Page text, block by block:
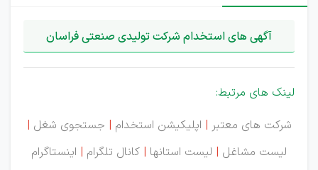
آگهی های استخدام شرکت تولیدی صنعتی فراسان
لینک های مرتبط:
شرکت های معتبر | اپلیکیشن استخدام | جستجوی شغل |
لیست مشاغل | لیست استانها | کانال تلگرام | اینستاگرام